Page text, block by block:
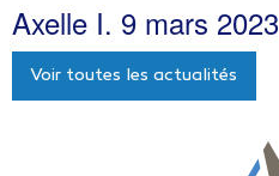
Axelle I. 9 mars 2023
Voir toutes les actualités